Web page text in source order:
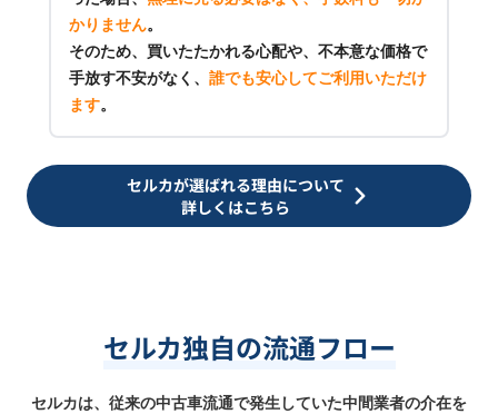
かりません。
そのため、買いたたかれる心配や、不本意な価格で
手放す不安がなく、 誰でも安心してご利用いただけ
ます。
セルカが選ばれる理由について
詳しくはこちら
セルカ独自の流通フロー
セルカは、従来の中古車流通で発生していた中間業者の介在を